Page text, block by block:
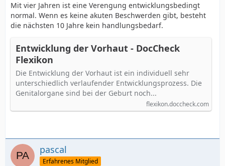
Mit vier Jahren ist eine Verengung entwicklungsbedingt
normal. Wenn es keine akuten Beschwerden gibt, besteht
die nächsten 10 Jahre kein handlungsbedarf.
Entwicklung der Vorhaut - DocCheck
Flexikon
Die Entwicklung der Vorhaut ist ein individuell sehr
unterschiedlich verlaufender Entwicklungsprozess. Die
Genitalorgane sind bei der Geburt noch...
flexikon.doccheck.com
pascal
Erfahrenes Mitglied